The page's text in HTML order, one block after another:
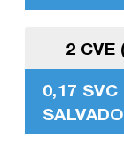
2 CVE
0,17 SVC